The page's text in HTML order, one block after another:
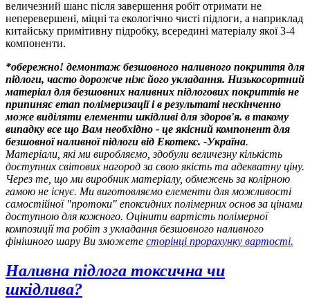
величезний шанс після завершення робіт отримати не
неперевершені, міцні та екологічно чисті підлоги, а наприклад
китайську примітивну підробку, всередині матеріалу якої 3-4
компоненти.
*обережно! демонтаж безшовного наливного покриття для
підлоги, часто дорожче ніж його укладання. Низькосортний
матеріал для безшовних наливних підлогових покриттів не
припиняє етап полімеризації і в результаті нескінченно
може виділяти елементи шкідливі для здоров'я. в такому
випадку все що Вам необхідно - це якісний компонент для
безшовної наливної підлоги від Екотекс. -Україна.
Матеріали, які ми виробляємо, здобули величезну кількість
доступних світових нагород за свою якість та адекватну ціну.
Через те, що ми виробник матеріалу, обмежень за колірною
гамою не існує. Ми виготовляємо елементи для можливості
самостійної "протоки" епоксидних полімерних основ за цінами
доступною для кожного. Оцінити вартість полімерної
композиції та робіт з укладання безшовного наливного
фінішного шару Ви зможете сторінці прорахунку вартості.
Наливна підлога токсична чи
шкідлива?